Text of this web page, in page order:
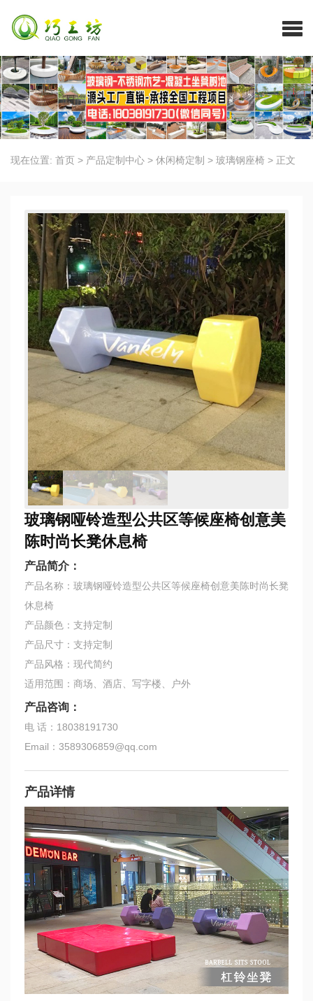
现在位置: 首页 > 产品定制中心 > 休闲椅定制 > 玻璃钢座椅 > 正文
玻璃钢哑铃造型公共区等候座椅创意美
陈时尚长凳休息椅
产品简介：
产品名称：玻璃钢哑铃造型公共区等候座椅创意美陈时尚长凳
休息椅
产品颜色：支持定制
产品尺寸：支持定制
产品风格：现代简约
适用范围：商场、酒店、写字楼、户外
产品咨询：
电 话：18038191730
Email：3589306859@qq.com
产品详情